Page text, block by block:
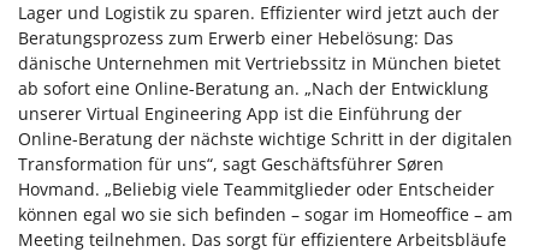
Lager und Logistik zu sparen. Effizienter wird jetzt auch der
Beratungsprozess zum Erwerb einer Hebelösung: Das
dänische Unternehmen mit Vertriebssitz in München bietet
ab sofort eine Online-Beratung an. „Nach der Entwicklung
unserer Virtual Engineering App ist die Einführung der
Online-Beratung der nächste wichtige Schritt in der digitalen
Transformation für uns“, sagt Geschäftsführer Søren
Hovmand. „Beliebig viele Teammitglieder oder Entscheider
können egal wo sie sich befinden – sogar im Homeoffice – am
Meeting teilnehmen. Das sorgt für effizientere Arbeitsbläufe